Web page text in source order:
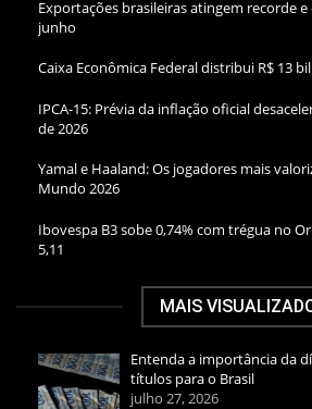
Exportações brasileiras atingem recorde
junho
Caixa Econômica Federal distribui R$ 13
IPCA-15: Prévia da inflação oficial
de 2026
Yamal e Haaland: Os jogadores mais
Mundo 2026
Ibovespa B3 sobe 0,74% com trégua no
5,11
MAIS
Entenda a importância da
títulos para o Brasil
julho 27, 2026